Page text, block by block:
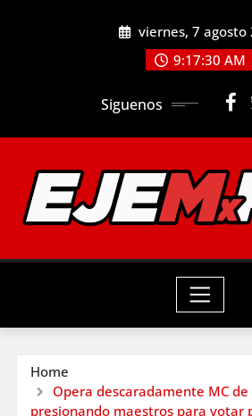
viernes, 7 agosto
9:17:31 AM
Siguenos
Home
Opera descaradamente MC de
presionando maestros para votar